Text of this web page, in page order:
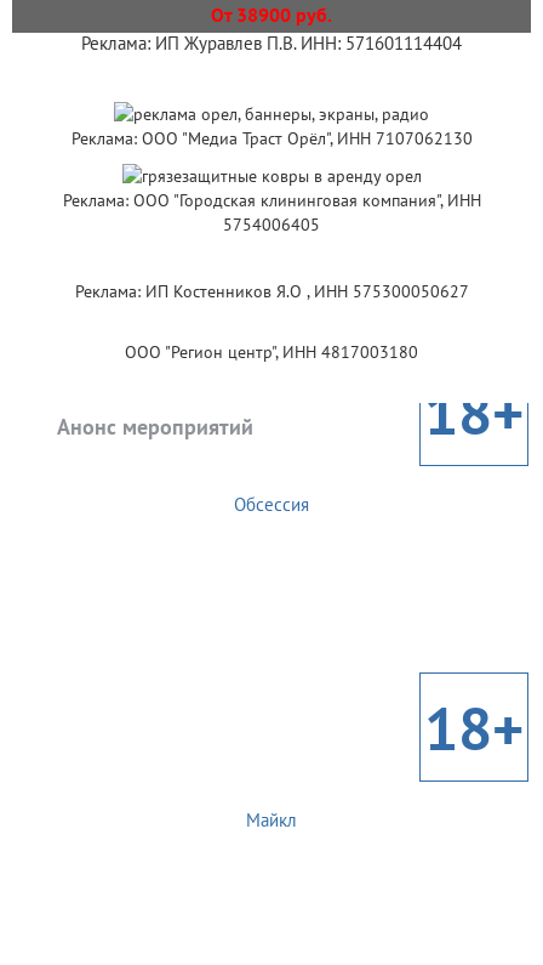
От 38900 руб.
Реклама: ИП Журавлев П.В. ИНН: 571601114404
Реклама: ООО "Медиа Траст Орёл", ИНН 7107062130
Реклама: ООО "Городская клининговая компания", ИНН
5754006405
Реклама: ИП Костенников Я.О , ИНН 575300050627
ООО "Регион центр", ИНН 4817003180
Анонс мероприятий 18+
Обсессия
18+
Майкл